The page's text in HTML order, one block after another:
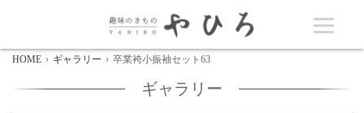
HOME ギャラリー 卒業袴小振袖セット63
ギャラリー